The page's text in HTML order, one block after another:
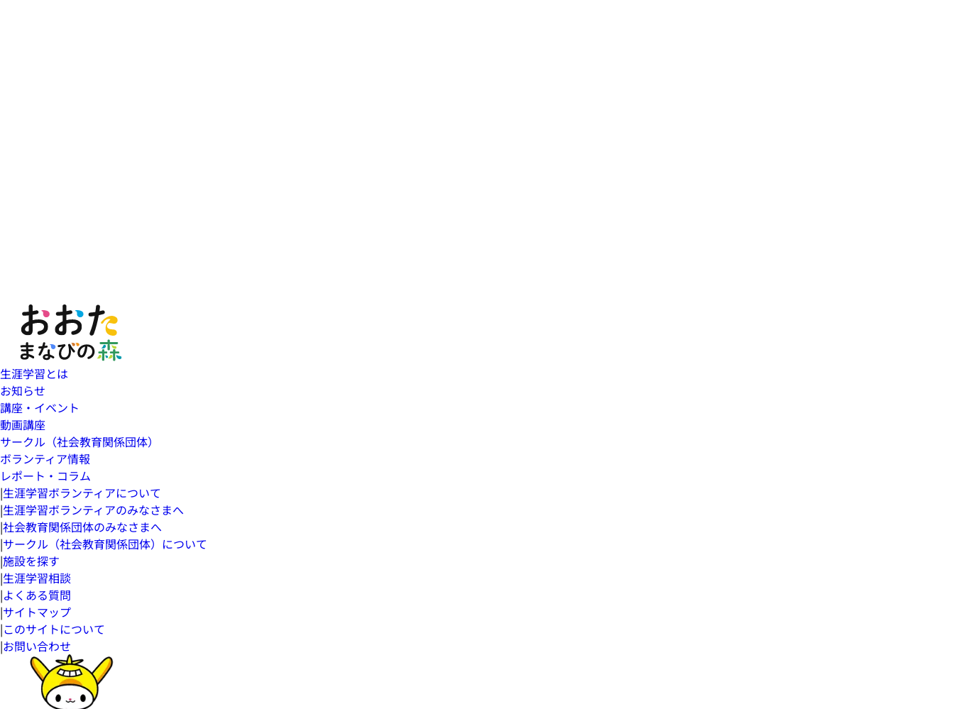
生涯学習とは
お知らせ
講座・イベント
動画講座
サークル（社会教育関係団体）
ボランティア情報
レポート・コラム
|生涯学習ボランティアについて
|生涯学習ボランティアのみなさまへ
|社会教育関係団体のみなさまへ
|サークル（社会教育関係団体）について
|施設を探す
|生涯学習相談
|よくある質問
|サイトマップ
|このサイトについて
|お問い合わせ